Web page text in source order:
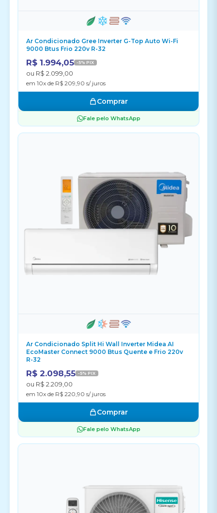
Ar Condicionado Gree Inverter G-Top Auto Wi-Fi
9000 Btus Frio 220v R-32
R$ 1.994,05 -5% PIX
ou R$ 2.099,00
em 10x de R$ 209,90 s/ juros
Comprar
Fale pelo WhatsApp
Ar Condicionado Split Hi Wall Inverter Midea AI
EcoMaster Connect 9000 Btus Quente e Frio 220v
R-32
R$ 2.098,55 -5% PIX
ou R$ 2.209,00
em 10x de R$ 220,90 s/ juros
Comprar
Fale pelo WhatsApp